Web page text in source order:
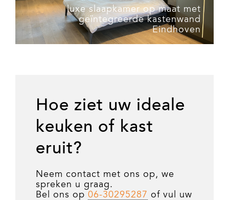
luxe slaapkamer op maat met
geïntegreerde kastenwand
Eindhoven
Hoe ziet uw ideale
keuken of kast
eruit?
Neem contact met ons op, we
spreken u graag.
Bel ons op 06-30295287 of vul uw